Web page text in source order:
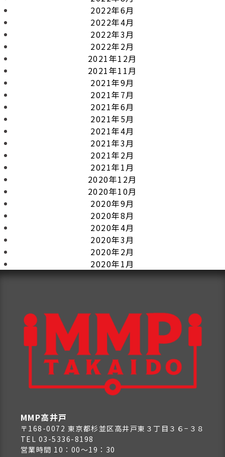
2022年6月
2022年4月
2022年3月
2022年2月
2021年12月
2021年11月
2021年9月
2021年7月
2021年6月
2021年5月
2021年4月
2021年3月
2021年2月
2021年1月
2020年12月
2020年10月
2020年9月
2020年8月
2020年4月
2020年3月
2020年2月
2020年1月
MMP高井戸
〒168-0072 東京都杉並区高井戸東３丁目３６−３８
TEL 03-5336-8198
営業時間 10：00～19：30